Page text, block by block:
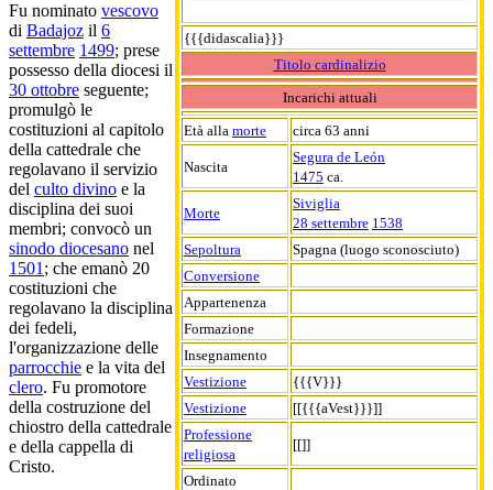
{{{didascalia}}}
Titolo cardinalizio
Incarichi attuali
Età alla morte circa 63 anni
Nascita
Segura de León
1475 ca.
Morte
Siviglia
28 settembre 1538
Sepoltura
Spagna (luogo sconosciuto)
Conversione
Appartenenza
Formazione
Insegnamento
Vestizione
{{{V}}}
Vestizione
[[{{{aVest}}}]]
Professione
religiosa
[[]]
Ordinato
Fu nominato vescovo
di Badajoz il 6
settembre 1499; prese
possesso della diocesi il
30 ottobre seguente;
promulgò le
costituzioni al capitolo
della cattedrale che
regolavano il servizio
del culto divino e la
disciplina dei suoi
membri; convocò un
sinodo diocesano nel
1501 ; che emanò 20
costituzioni che
regolavano la disciplina
dei fedeli,
l'organizzazione delle
parrocchie e la vita del
clero. Fu promotore
della costruzione del
chiostro della cattedrale
e della cappella di
Cristo.